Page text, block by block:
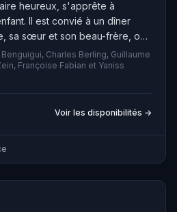
heureux, s'apprête à
Il est convié à un dîner
sa sœur et son beau-frère, où
de longue date. Tous sont
sur son rôle imminent de
révèle le nom qu'il a choisi
la situation prend une tournure
Charles Berling, Guillaume
Françoise Fabian et Yaniss
Voir les disponibilités →